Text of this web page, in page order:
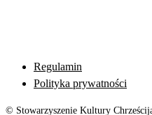
Regulamin
Polityka prywatności
© Stowarzyszenie Kultury